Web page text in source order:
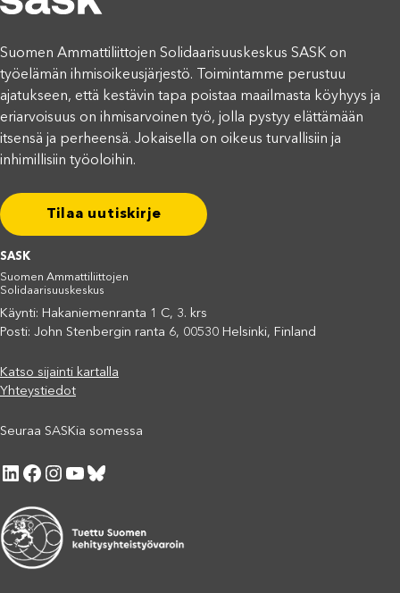
Suomen Ammattiliittojen Solidaarisuuskeskus SASK on
työelämän ihmisoikeusjärjestö. Toimintamme perustuu
ajatukseen, että kestävin tapa poistaa maailmasta köyhyys ja
eriarvoisuus on ihmisarvoinen työ, jolla pystyy elättämään
itsensä ja perheensä. Jokaisella on oikeus turvallisiin ja
inhimillisiin työoloihin.
Tilaa uutiskirje
SASK
Suomen Ammattiliittojen
Solidaarisuuskeskus
Käynti: Hakaniemenranta 1 C, 3. krs
Posti: John Stenbergin ranta 6, 00530 Helsinki, Finland
Katso sijainti kartalla
Yhteystiedot
Seuraa SASKia somessa
LinkedIn Facebook Instagram YouTube Bluesky